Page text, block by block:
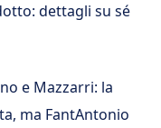
dettagli su sé
e Mazzarri: la
ma FantAntonio